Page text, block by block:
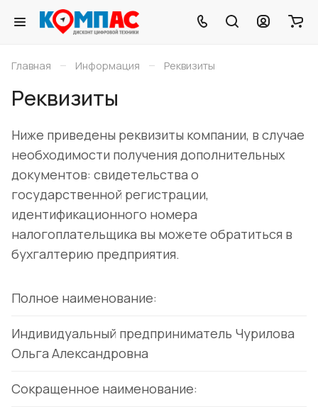
Главная – Информация – Реквизиты
Реквизиты
Ниже приведены реквизиты компании, в случае
необходимости получения дополнительных
документов: свидетельства о
государственной регистрации,
идентификационного номера
налогоплательщика вы можете обратиться в
бухгалтерию предприятия.
Полное наименование:
Индивидуальный предприниматель Чурилова
Ольга Александровна
Сокращенное наименование: